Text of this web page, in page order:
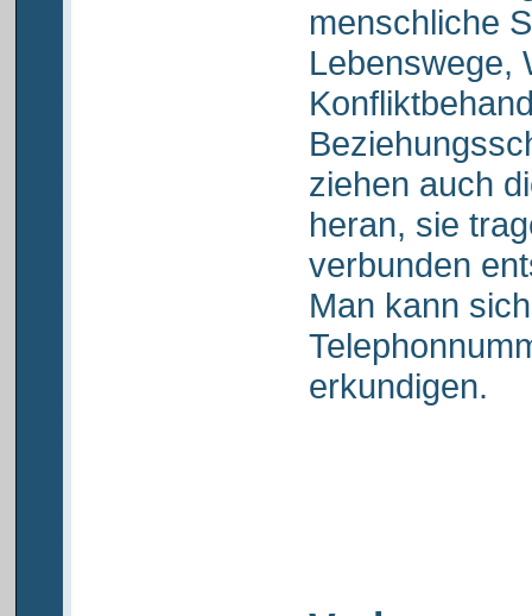
menschliche
Lebenswege,
ziehen auch
heran, sie
verbunden
Man kann
erkundigen.